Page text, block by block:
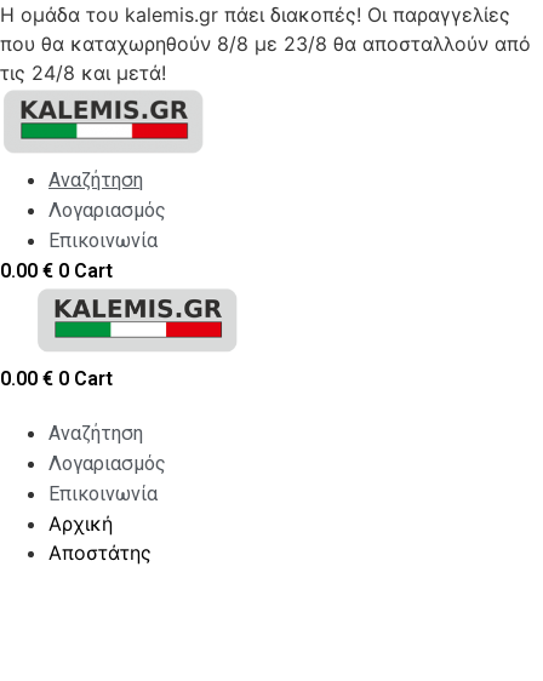
Η ομάδα του kalemis.gr πάει διακοπές! Οι παραγγελίες
που θα καταχωρηθούν 8/8 με 23/8 θα αποσταλλούν από
τις 24/8 και μετά!
Skip
content
Αναζήτηση
Λογαριασμός
Επικοινωνία
0.00 € 0 Cart
0.00 € 0 Cart
Αναζήτηση
Λογαριασμός
Επικοινωνία
Αρχική
Αποστάτης